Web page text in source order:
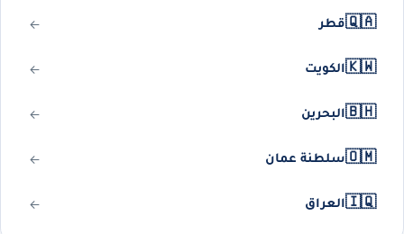
🇶🇦قطر
🇰🇼الكويت
🇧🇭البحرين
🇴🇲سلطنة عمان
🇮🇶العراق